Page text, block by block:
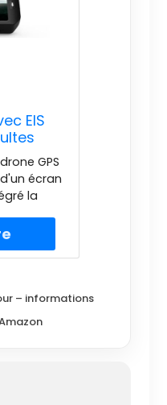
EIS
HD 4.5"
Me
Al
GPS
écran
la
assure
grâce
en vol
drone
– informations